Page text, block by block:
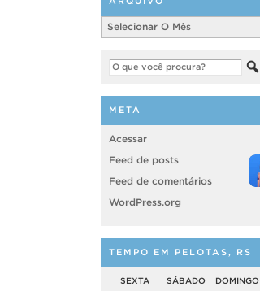
Arquivo
META
Acessar
Feed de posts
Feed de comentários
WordPress.org
TEMPO EM PELOTAS, RS
SEXTA SÁBADO DOMINGO